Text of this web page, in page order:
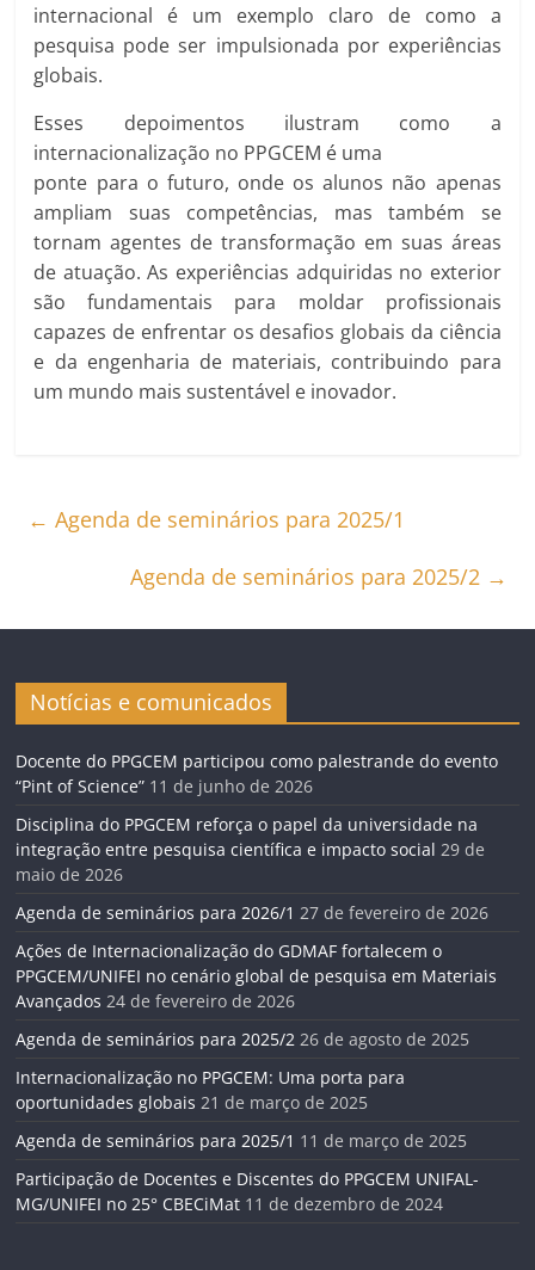
internacional é um exemplo claro de como a
pesquisa pode ser impulsionada por experiências
globais.
Esses depoimentos ilustram como a
internacionalização no PPGCEM é uma
ponte para o futuro, onde os alunos não apenas
ampliam suas competências, mas também se
tornam agentes de transformação em suas áreas
de atuação. As experiências adquiridas no exterior
são fundamentais para moldar profissionais
capazes de enfrentar os desafios globais da ciência
e da engenharia de materiais, contribuindo para
um mundo mais sustentável e inovador.
← Agenda de seminários para 2025/1
Agenda de seminários para 2025/2 →
Notícias e comunicados
Docente do PPGCEM participou como palestrande do evento
“Pint of Science” 11 de junho de 2026
Disciplina do PPGCEM reforça o papel da universidade na
integração entre pesquisa científica e impacto social 29 de
maio de 2026
Agenda de seminários para 2026/1 27 de fevereiro de 2026
Ações de Internacionalização do GDMAF fortalecem o
PPGCEM/UNIFEI no cenário global de pesquisa em Materiais
Avançados 24 de fevereiro de 2026
Agenda de seminários para 2025/2 26 de agosto de 2025
Internacionalização no PPGCEM: Uma porta para
oportunidades globais 21 de março de 2025
Agenda de seminários para 2025/1 11 de março de 2025
Participação de Docentes e Discentes do PPGCEM UNIFAL-
MG/UNIFEI no 25° CBECiMat 11 de dezembro de 2024